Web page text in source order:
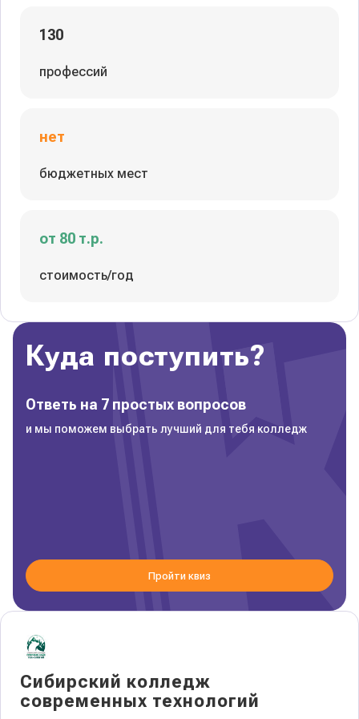
130
профессий
нет
бюджетных мест
от 80 т.р.
стоимость/год
Сибирский колледж
современных технологий
Куда поступить?
Ответь на 7 простых вопросов
и мы поможем выбрать лучший для тебя колледж
Пройти квиз